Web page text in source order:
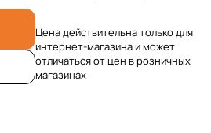
Цена действительна только для
интернет-магазина и может
отличаться от цен в розничных
магазинах